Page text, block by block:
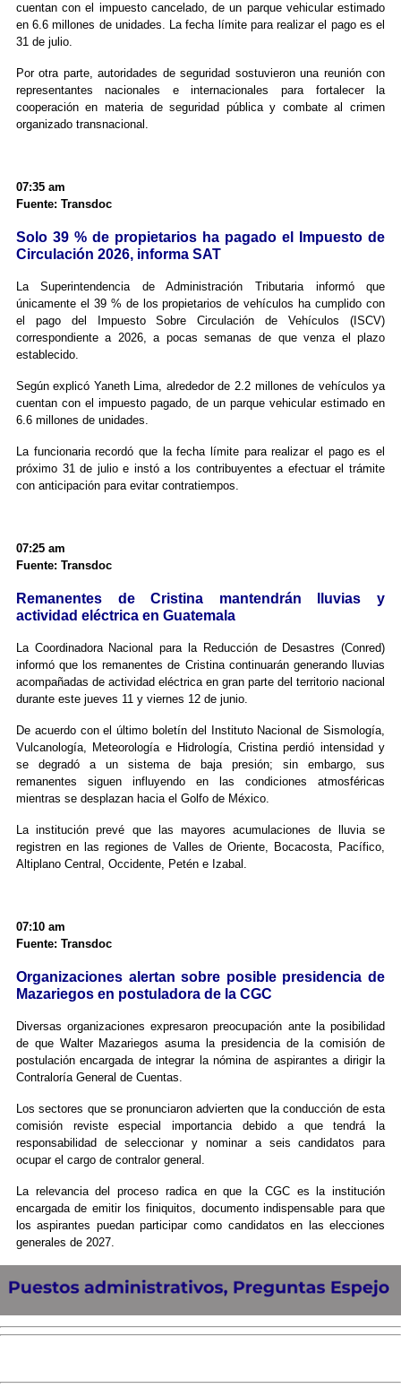
cuentan con el impuesto cancelado, de un parque vehicular estimado
en 6.6 millones de unidades. La fecha límite para realizar el pago es el
31 de julio.
Por otra parte, autoridades de seguridad sostuvieron una reunión con
representantes nacionales e internacionales para fortalecer la
cooperación en materia de seguridad pública y combate al crimen
organizado transnacional.
07:35 am
Fuente: Transdoc
Solo 39 % de propietarios ha pagado el Impuesto de
Circulación 2026, informa SAT
La Superintendencia de Administración Tributaria informó que
únicamente el 39 % de los propietarios de vehículos ha cumplido con
el pago del Impuesto Sobre Circulación de Vehículos (ISCV)
correspondiente a 2026, a pocas semanas de que venza el plazo
establecido.
Según explicó Yaneth Lima, alrededor de 2.2 millones de vehículos ya
cuentan con el impuesto pagado, de un parque vehicular estimado en
6.6 millones de unidades.
La funcionaria recordó que la fecha límite para realizar el pago es el
próximo 31 de julio e instó a los contribuyentes a efectuar el trámite
con anticipación para evitar contratiempos.
07:25 am
Fuente: Transdoc
Remanentes de Cristina mantendrán lluvias y
actividad eléctrica en Guatemala
La Coordinadora Nacional para la Reducción de Desastres (Conred)
informó que los remanentes de Cristina continuarán generando lluvias
acompañadas de actividad eléctrica en gran parte del territorio nacional
durante este jueves 11 y viernes 12 de junio.
De acuerdo con el último boletín del Instituto Nacional de Sismología,
Vulcanología, Meteorología e Hidrología, Cristina perdió intensidad y
se degradó a un sistema de baja presión; sin embargo, sus
remanentes siguen influyendo en las condiciones atmosféricas
mientras se desplazan hacia el Golfo de México.
La institución prevé que las mayores acumulaciones de lluvia se
registren en las regiones de Valles de Oriente, Bocacosta, Pacífico,
Altiplano Central, Occidente, Petén e Izabal.
07:10 am
Fuente: Transdoc
Organizaciones alertan sobre posible presidencia de
Mazariegos en postuladora de la CGC
Diversas organizaciones expresaron preocupación ante la posibilidad
de que Walter Mazariegos asuma la presidencia de la comisión de
postulación encargada de integrar la nómina de aspirantes a dirigir la
Contraloría General de Cuentas.
Los sectores que se pronunciaron advierten que la conducción de esta
comisión reviste especial importancia debido a que tendrá la
responsabilidad de seleccionar y nominar a seis candidatos para
ocupar el cargo de contralor general.
La relevancia del proceso radica en que la CGC es la institución
encargada de emitir los finiquitos, documento indispensable para que
los aspirantes puedan participar como candidatos en las elecciones
generales de 2027.